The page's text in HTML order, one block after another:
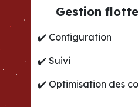
Gestion
✔️ Configuration
✔️Suivi
✔️ Optimisation des